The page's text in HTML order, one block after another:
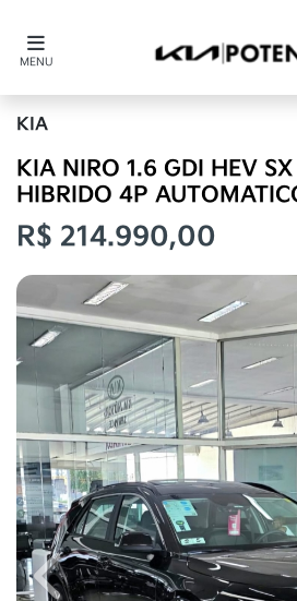
MENU
KIA
KIA NIRO 1.6 GDI HEV SX
HIBRIDO 4P
R$ 214.990,00
Previous